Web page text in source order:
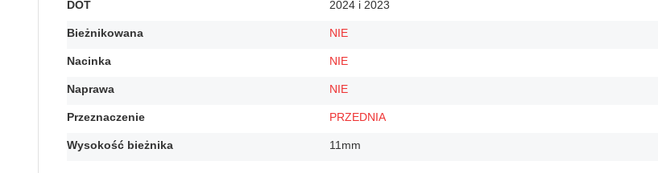
DOT 2024 i 2023
Bieżnikowana NIE
Nacinka NIE
Naprawa NIE
Przeznaczenie PRZEDNIA
Wysokość bieżnika 11mm